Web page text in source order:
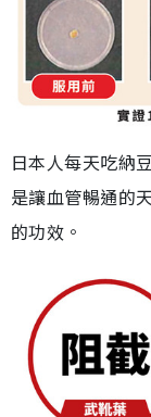
日本人每天吃納
是讓血管暢通的
的功效。